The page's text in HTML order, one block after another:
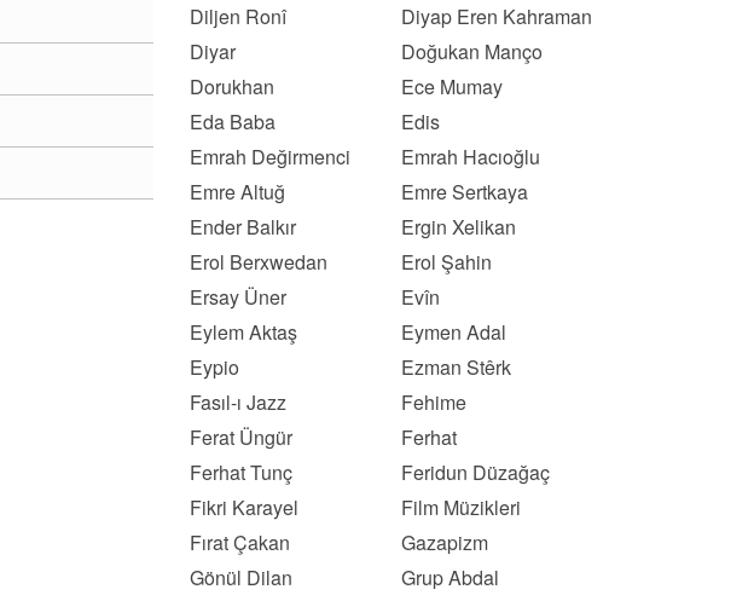
Diljen Ronî
Diyap Eren Kahraman
Diyar
Doğukan Manço
Dorukhan
Ece Mumay
Eda Baba
Edis
Emrah Değirmenci
Emrah Hacıoğlu
Emre Altuğ
Emre Sertkaya
Ender Balkır
Ergin Xelikan
Erol Berxwedan
Erol Şahin
Ersay Üner
Evîn
Eylem Aktaş
Eymen Adal
Eypio
Ezman Stêrk
Fasıl-ı Jazz
Fehime
Ferat Üngür
Ferhat
Ferhat Tunç
Feridun Düzağaç
Fikri Karayel
Film Müzikleri
Fırat Çakan
Gazapizm
Gönül Dilan
Grup Abdal